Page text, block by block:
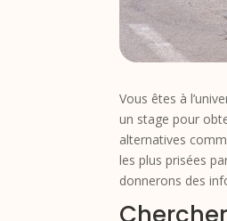
Vous êtes à
un stage pour
alternatives
les plus prisées
donnerons des